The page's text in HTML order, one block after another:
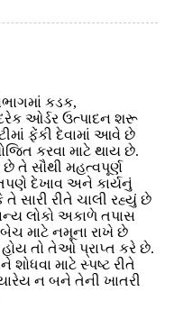
કડક,
ઓર્ડર ઉત્પાદન શરૂ
ફેંકી દેવામાં આવે છે
કરવા માટે થાય છે.
તે સૌથી મહત્વપૂર્ણ
દેખાવ અને કાર્યનું
તે સારી રીતે ચાલી રહ્યું છે
લોકો અકાળે તપાસ
માટે નમૂના રાખે છે
હોય તો તેઓ પ્રાપ્ત કરે છે.
માટે સ્પષ્ટ રીતે
ન બને તેની ખાતરી